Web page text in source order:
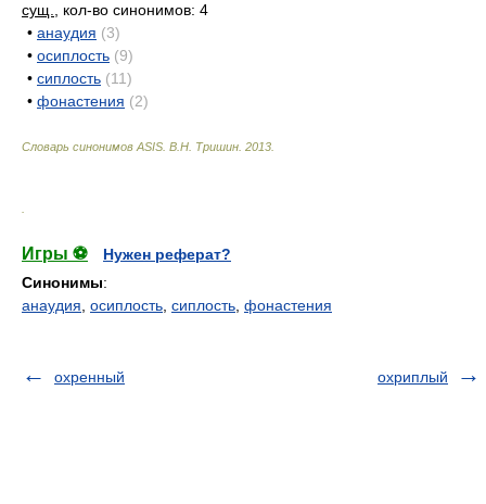
сущ.
, кол-во синонимов: 4
• анаудия (3)
• осиплость (9)
• сиплость (11)
• фонастения (2)
Словарь синонимов ASIS. В.Н. Тришин 2013
Игры ⚽
Нужен реферат?
Синонимы:
анаудия осиплость сиплость фонастения
охренный охриплый